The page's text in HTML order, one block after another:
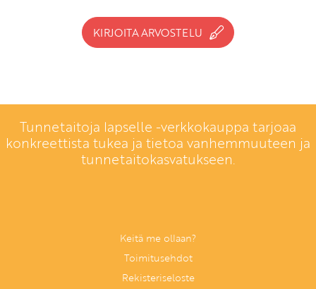
KIRJOITA ARVOSTELU
Tunnetaitoja lapselle -verkkokauppa tarjoaa
konkreettista tukea ja tietoa vanhemmuuteen ja
tunnetaitokasvatukseen.
Keitä me ollaan?
Toimitusehdot
Rekisteriseloste